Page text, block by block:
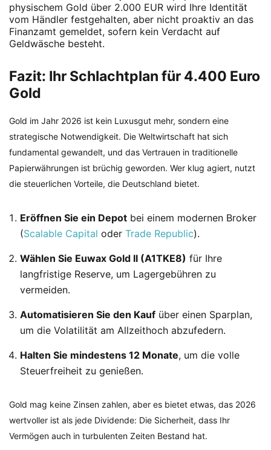
physischem Gold über 2.000 EUR wird Ihre Identität
vom Händler festgehalten, aber nicht proaktiv an das
Finanzamt gemeldet, sofern kein Verdacht auf
Geldwäsche besteht.
Fazit: Ihr Schlachtplan für 4.400 Euro
Gold
Gold im Jahr 2026 ist kein Luxusgut mehr, sondern eine
strategische Notwendigkeit. Die Weltwirtschaft hat sich
fundamental gewandelt, und das Vertrauen in traditionelle
Papierwährungen ist brüchig geworden. Wer klug agiert, nutzt
die steuerlichen Vorteile, die Deutschland bietet.
Eröffnen Sie ein Depot bei einem modernen Broker
(Scalable Capital oder Trade Republic).
Wählen Sie Euwax Gold II (A1TKE8) für Ihre
langfristige Reserve, um Lagergebühren zu
vermeiden.
Automatisieren Sie den Kauf über einen Sparplan,
um die Volatilität am Allzeithoch abzufedern.
Halten Sie mindestens 12 Monate, um die volle
Steuerfreiheit zu genießen.
Gold mag keine Zinsen zahlen, aber es bietet etwas, das 2026
wertvoller ist als jede Dividende: Die Sicherheit, dass Ihr
Vermögen auch in turbulenten Zeiten Bestand hat.